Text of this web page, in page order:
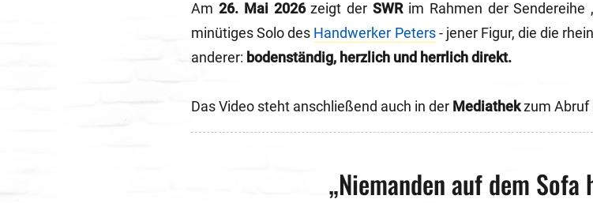
Am 26. Mai 2026zeigt derSWRim Rahmen der Sendereihe
minütiges Solo des Handwerker Peters- jener Figur, die die
anderer: bodenständig, herzlich und herrlich direkt.
Das Video steht anschließend auch in der Mediathekzum Abruf
„Niemanden auf dem Sofa